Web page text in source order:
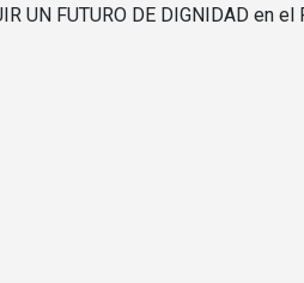
UN FUTURO DE DIGNIDAD en